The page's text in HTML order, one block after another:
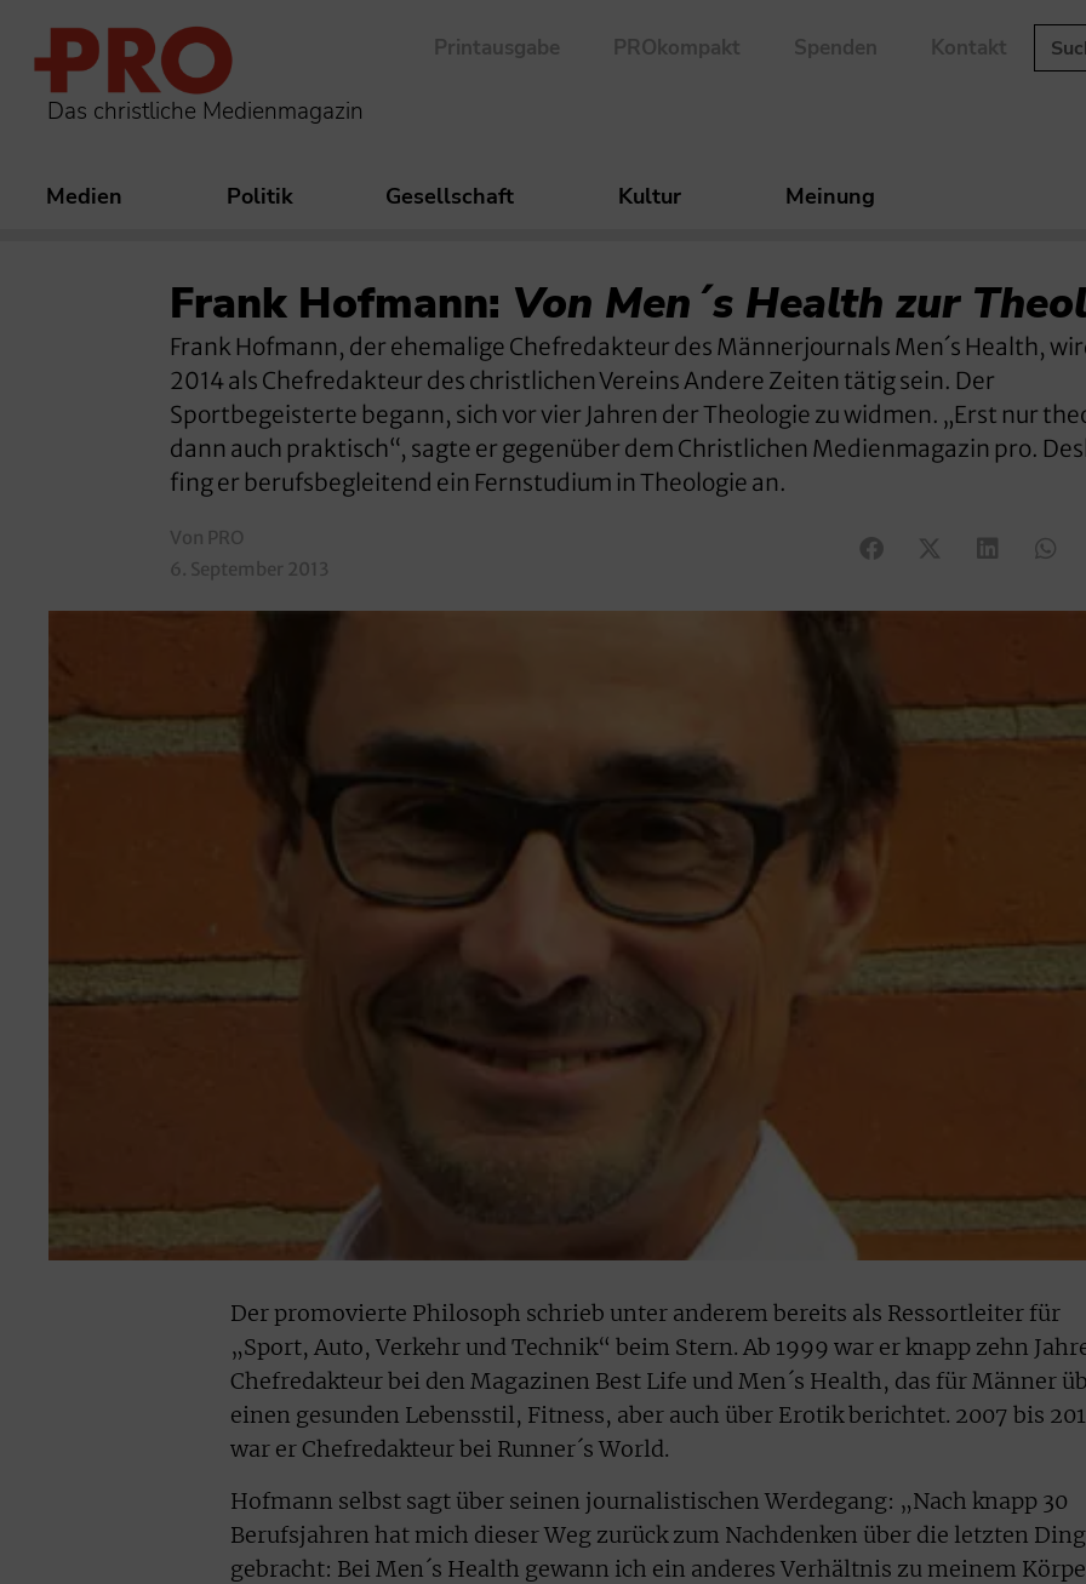
Das christliche Medienmagazin
Printausgabe PROkompakt Spenden Kontakt
Medien Politik Gesellschaft Kultur Meinung
Frank Hofmann: Von Men´s Health zur
Frank Hofmann, der ehemalige Chefredakteur des Männerjournals Men´s Health,
2014 als Chefredakteur des christlichen Vereins Andere Zeiten tätig sein. Der
Sportbegeisterte begann, sich vor vier Jahren der Theologie zu widmen. „Erst nur
dann auch praktisch“, sagte er gegenüber dem Christlichen Medienmagazin pro.
fing er berufsbegleitend ein Fernstudium in Theologie an.
Von PRO
6. September 2013
Der promovierte Philosoph schrieb unter anderem bereits als Ressortleiter für
„Sport, Auto, Verkehr und Technik“ beim Stern. Ab 1999 war er knapp zehn
Chefredakteur bei den Magazinen Best Life und Men´s Health, das für Männer
einen gesunden Lebensstil, Fitness, aber auch über Erotik berichtet. 2007 bis
war er Chefredakteur bei Runner´s World.
Hofmann selbst sagt über seinen journalistischen Werdegang: „Nach knapp 30
Berufsjahren hat mich dieser Weg zurück zum Nachdenken über die letzten
gebracht: Bei Men´s Health gewann ich ein anderes Verhältnis zu meinem